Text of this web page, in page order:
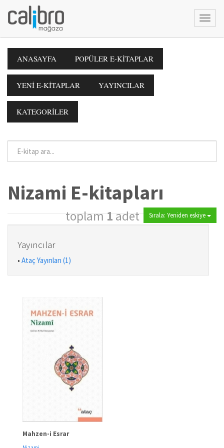
ANASAYFA POPÜLER E-KİTAPLAR
YENİ E-KİTAPLAR YAYINCILAR
KATEGORİLER
Nizami E-kitapları
toplam1adet Sırala: Yeniden eskiye
Yayıncılar
• Ataç Yayınları (1)
Mahzen-i Esrar